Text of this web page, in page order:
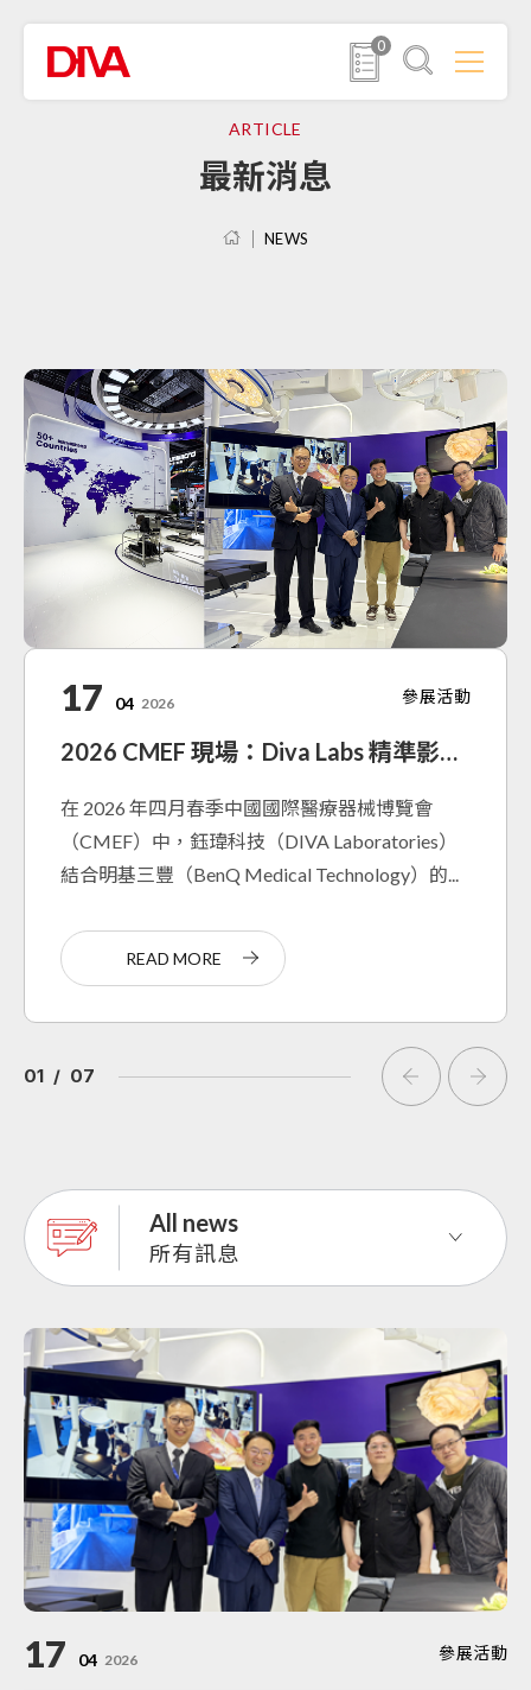
0
ARTICLE
最新消息
NEWS
01 / 07
17 04 2026 參展活動
2026 CMEF 現場：Diva Labs 精準影像技術與明基三豐手術室方案深度整合
在 2026 年四月春季中國國際醫療器械博覽會
（CMEF）中，鈺瑋科技（DIVA Laboratories）
結合明基三豐（BenQ Medical Technology）的...
READ MORE
31 03 2026 展會活動
敬邀| 2026CMEF📍 上海國家會展中心 · 5.1館 Y27
📍 上海國家會展中心 · 5.1館 Y27
🗓️ 2026/4/9–12 · 9:00–17:00
鈺瑋科技去年全球首發的兩款手術房顯示器產品...
READ MORE
11 12 2025 展會活動
2025台灣醫療科技展-鈺緯科技三十週年新一代旗艦機種成果展示
專業醫療顯示器ODM廠商鈺緯科技（DIVA
Laboratories, Ltd.），在成立三十週年之際，連續
第三年積極參與醫療科技盛會——台灣醫療科技...
READ MORE
12 08 2025 獲獎殊榮
從全球4500家脫穎而出！ 鈺緯科技獲飛利浦全球供應商創新大獎
專業醫療顯示器領導廠商鈺緯科技（DIVA
Laboratories, Ltd.）累積30年創新實力榮獲雙重
肯定！鈺緯從全球超過4,500家供應商中脫穎而...
READ MORE
01 12 2025 展會活動
2025/12/4-7 台灣醫療科技展 M120盛大展出
2025 醫療科技展即將於12/4 正式登場！
READ MORE
02 07 2025 公司公告
DIVA鈺緯科技30周年三箭齊發，全新官網同步上線
專業醫療顯示器廠商鈺緯科技宣布三大進展，首
創手術房用 55 吋與 65 吋光學貼合（OB）LCD 顯
示器，獲得國際一線客戶青睞並進入量產階段、...
READ MORE
03 06 2025 展會活動
DIVA參展 2025-COMPUTEX
鈺緯科技作為深耕醫療顯示器三十年的專業品
牌，則以「AI 醫療最後一理路:清晰準確的呈現」
為核心，亮相高精度大尺寸4K手術房顯示設備...
READ MORE
All news
所有訊息
17 04 2026 參展活動